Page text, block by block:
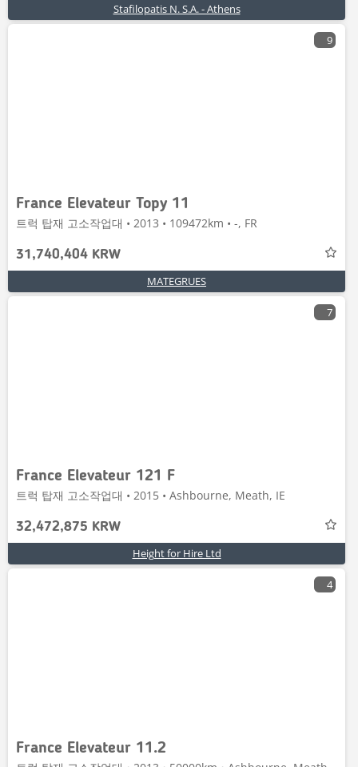
Stafilopatis N. S.A. - Athens
9
France Elevateur Topy 11
트럭 탑재 고소작업대 • 2013 • 109472km • -, FR
31,740,404 KRW
MATEGRUES
7
France Elevateur 121 F
트럭 탑재 고소작업대 • 2015 • Ashbourne, Meath, IE
32,472,875 KRW
Height for Hire Ltd
4
France Elevateur 11.2